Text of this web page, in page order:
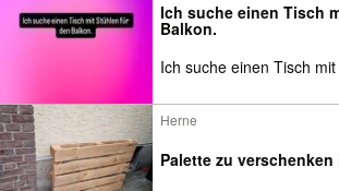
Ich suche einen Tisch
Balkon.
Ich suche einen Tisch mit
Herne
Palette zu